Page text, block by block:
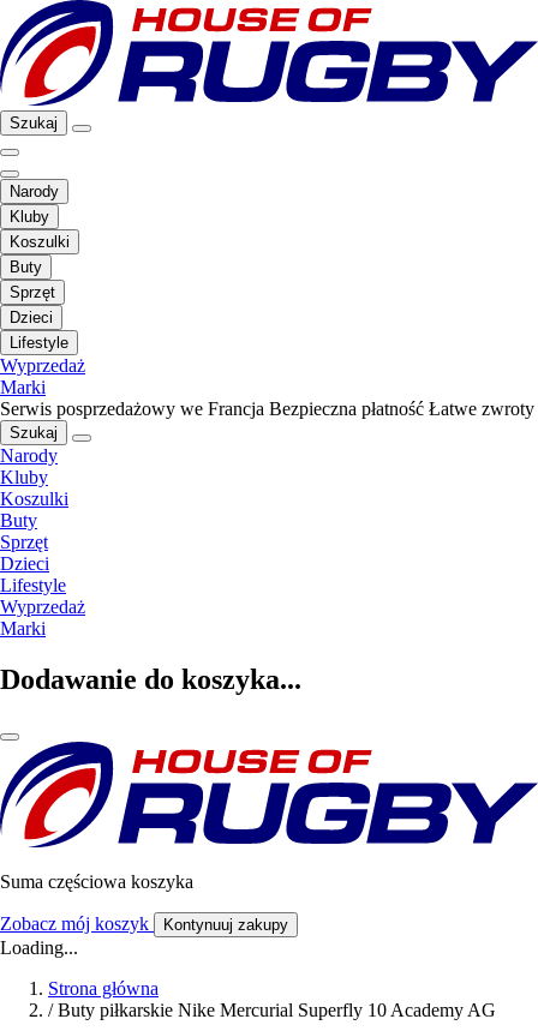
Szukaj
Narody
Kluby
Koszulki
Buty
Sprzęt
Dzieci
Lifestyle
Wyprzedaż
Marki
Serwis posprzedażowy we Francja Bezpieczna płatność Łatwe zwroty
Szukaj
Narody
Kluby
Koszulki
Buty
Sprzęt
Dzieci
Lifestyle
Wyprzedaż
Marki
Dodawanie do koszyka...
Suma częściowa koszyka
Zobacz mój koszyk Kontynuuj zakupy
Loading...
Strona główna
/ Buty piłkarskie Nike Mercurial Superfly 10 Academy AG